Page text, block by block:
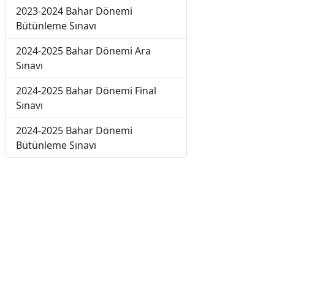
2023-2024 Bahar Dönemi
Bütünleme Sınavı
2024-2025 Bahar Dönemi Ara
Sınavı
2024-2025 Bahar Dönemi Final
Sınavı
2024-2025 Bahar Dönemi
Bütünleme Sınavı